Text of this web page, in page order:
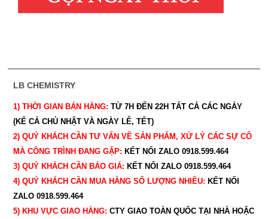
LB CHEMISTRY
1) THỜI GIAN BÁN HÀNG: TỪ 7H ĐẾN 22H TẤT CẢ CÁC NGÀY
(KỂ CẢ CHỦ NHẬT VÀ NGÀY LỄ, TẾT)
2) QUÝ KHÁCH CẦN TƯ VẤN VỀ SẢN PHẨM, XỬ LÝ CÁC SỰ CỐ
MÀ CÔNG TRÌNH ĐANG GẶP: KẾT NỐI ZALO 0918.599.464
3) QUÝ KHÁCH CẦN BÁO GIÁ: KẾT NỐI ZALO 0918.599.464
4) QUÝ KHÁCH CẦN MUA HÀNG SỐ LƯỢNG NHIỀU: KẾT NỐI
ZALO 0918.599.464
5) KHU VỰC GIAO HÀNG: CTY GIAO TOÀN QUỐC TẠI NHÀ HOẶC